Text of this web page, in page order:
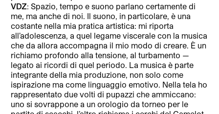
VDZ: Spazio, tempo e suono parlano certamente di
me, ma anche di noi. Il suono, in particolare, è una
costante nella mia pratica artistica: mi riporta
all’adolescenza, a quel legame viscerale con la musica
che da allora accompagna il mio modo di creare. È un
richiamo profondo alla tensione, al turbamento —
legato ai ricordi di quel periodo. La musica è parte
integrante della mia produzione, non solo come
ispirazione ma come linguaggio emotivo. Nella tela ho
rappresentato due volti di pupazzi che ammiccano:
uno si sovrappone a un orologio da torneo per le